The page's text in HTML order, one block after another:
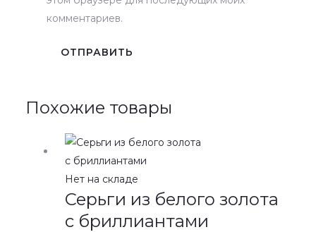
комментариев.
Похожие товары
Нет на складе
Серьги из белого золота
с бриллиантами